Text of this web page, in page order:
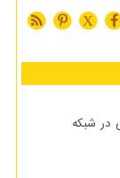
X
در شبکه